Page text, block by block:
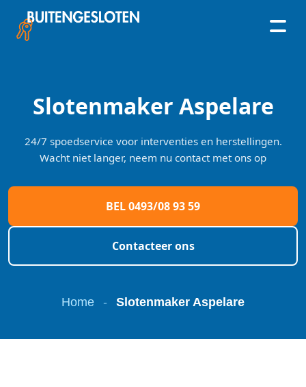
content
Slotenmaker Aspelare
24/7 spoedservice voor interventies en herstellingen.
Wacht niet langer, neem nu contact met ons op
BEL 0493/08 93 59
Contacteer ons
Home - Slotenmaker Aspelare